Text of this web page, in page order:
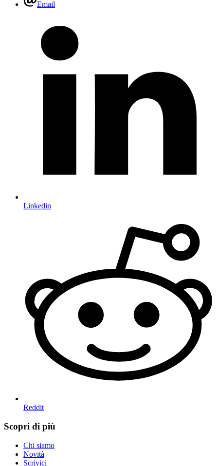
Email
Linkedin
Reddit
Scopri di più
Chi siamo
Novità
Scrivici